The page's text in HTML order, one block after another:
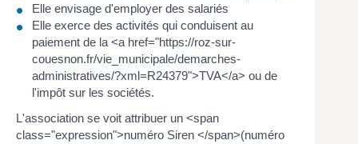
Elle envisage d'employer des salariés
Elle exerce des activités qui conduisent au
paiement de la <a href="https://roz-sur-
couesnon.fr/vie_municipale/demarches-
administratives/?xml=R24379">TVA</a> ou de
l'impôt sur les sociétés.
L'association se voit attribuer un <span
class="expression">numéro Siren </span>(numéro